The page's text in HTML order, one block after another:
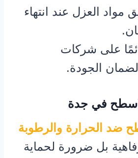
مواد العزل عند انتهاء
على شركات
الجودة.
في جدة
ضد الحرارة والرطوبة
بل ضرورة لحماية